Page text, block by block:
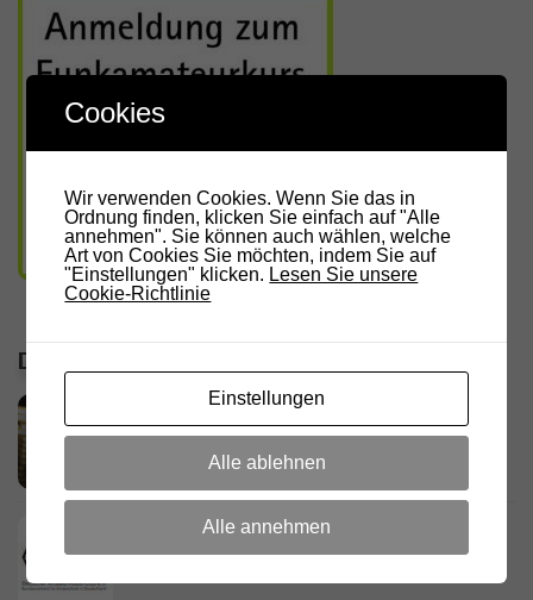
DIE LETZTEN ARTIKEL
RADIO DARC – Stromausfall und
Funkamateure
2. AUGUST 2026
Deutschland Rundspruch 30/2026
2. AUGUST 2026
Cookies
Wir verwenden Cookies. Wenn Sie das in
Ordnung finden, klicken Sie einfach auf "Alle
annehmen". Sie können auch wählen, welche
Art von Cookies Sie möchten, indem Sie auf
"Einstellungen" klicken. Lesen Sie unsere
Cookie-Richtlinie
Einstellungen
Alle ablehnen
Alle annehmen